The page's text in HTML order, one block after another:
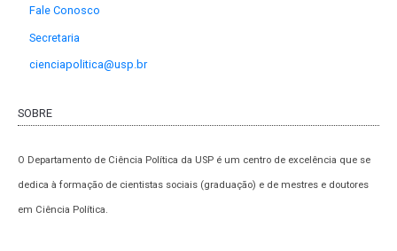
Fale Conosco
Secretaria
cienciapolitica@usp.br
SOBRE
O Departamento de Ciência Política da USP é um centro de excelência que se
dedica à formação de cientistas sociais (graduação) e de mestres e doutores
em Ciência Política.